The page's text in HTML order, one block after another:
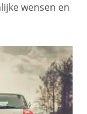
wensen en